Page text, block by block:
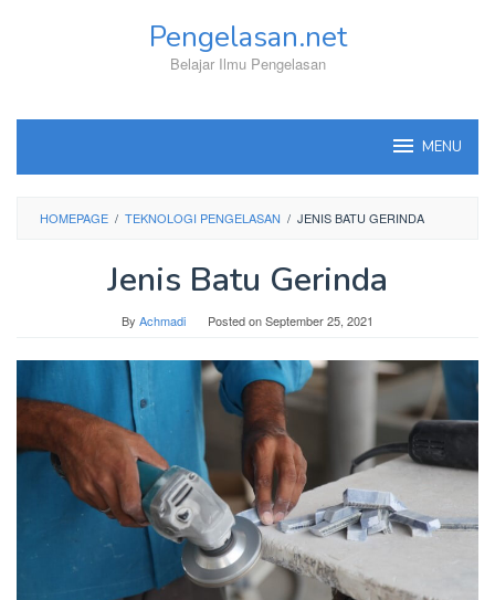
Pengelasan.net
Belajar Ilmu Pengelasan
MENU
HOMEPAGE / TEKNOLOGI PENGELASAN / JENIS BATU GERINDA
Jenis Batu Gerinda
By Achmadi Posted onSeptember 25, 2021